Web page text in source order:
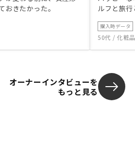
おきたかった。
ルフと旅
購入時データ
50代 / 化粧
オーナーインタビューを
もっと見る